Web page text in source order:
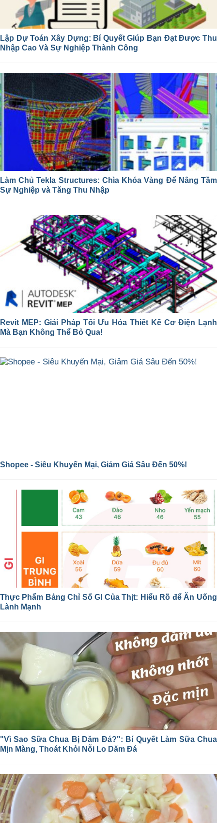
Lập Dự Toán Xây Dựng: Bí Quyết Giúp Bạn Đạt Được Thu
Nhập Cao Và Sự Nghiệp Thành Công
Làm Chủ Tekla Structures: Chìa Khóa Vàng Để Nâng Tầm
Sự Nghiệp và Tăng Thu Nhập
Revit MEP: Giải Pháp Tối Ưu Hóa Thiết Kế Cơ Điện Lạnh
Mà Bạn Không Thể Bỏ Qua!
Shopee - Siêu Khuyến Mại, Giảm Giá Sâu Đến 50%!
Thực Phẩm Bảng Chỉ Số GI Của Thịt: Hiểu Rõ để Ăn Uống
Lành Mạnh
"Vì Sao Sữa Chua Bị Dăm Đá?": Bí Quyết Làm Sữa Chua
Mịn Màng, Thoát Khỏi Nỗi Lo Dăm Đá